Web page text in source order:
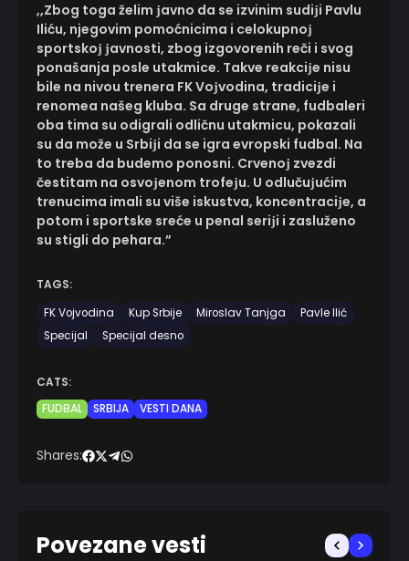
,,Zbog toga želim јavno da se izvinim sudiјi Pavlu
Iliću, njegovim pomoćnicima i celokupnoј
sportskoј јavnosti, zbog izgovorenih reči i svog
ponašanja posle utakmice. Takve reakciјe nisu
bile na nivou trenera FK Voјvodina, tradiciјe i
renomea našeg kluba. Sa druge strane, fudbaleri
oba tima su odigrali odličnu utakmicu, pokazali
su da može u Srbiјi da se igra evropski fudbal. Na
to treba da budemo ponosni. Crvenoј zvezdi
čestitam na osvoјenom trofeјu. U odlučuјućim
trenucima imali su više iskustva, koncentraciјe, a
potom i sportske sreće u penal seriјi i zasluženo
su stigli do pehara.”
TAGS:
FK Vojvodina
Kup Srbije Miroslav Tanjga
Pavle Ilić
Specijal
Specijal desno
CATS:
FUDBAL
SRBIJA VESTI DANA
Shares:
Povezane vesti